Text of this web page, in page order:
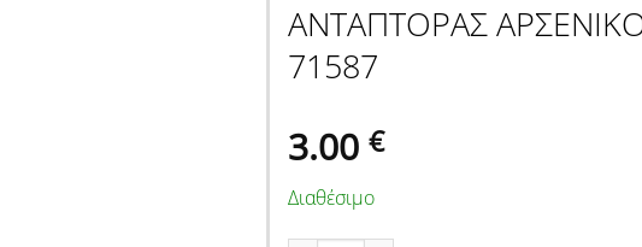
ΑΝΤΑΠΤΟΡΑΣ
71587
3.00 €
Διαθέσιμο